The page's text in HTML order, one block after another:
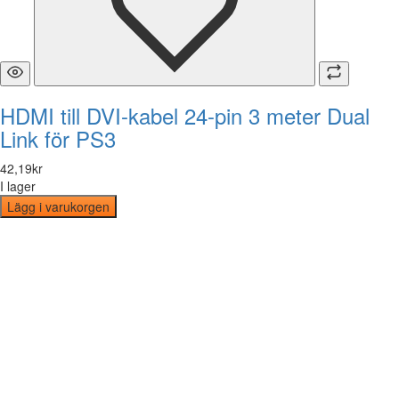
HDMI till DVI-kabel 24-pin 3 meter Dual
Link för PS3
42,19kr
I lager
Lägg i varukorgen